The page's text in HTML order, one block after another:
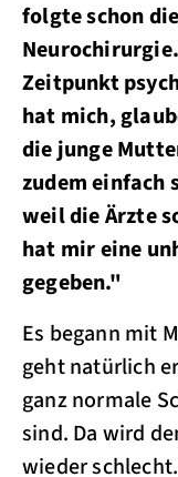
folgte schon
Zeitpunkt
hat mich,
die junge
zudem einfach
weil die Ärzte
hat mir eine
gegeben."
Es begann mit
geht natürlich
ganz normale
sind. Da wird
wieder